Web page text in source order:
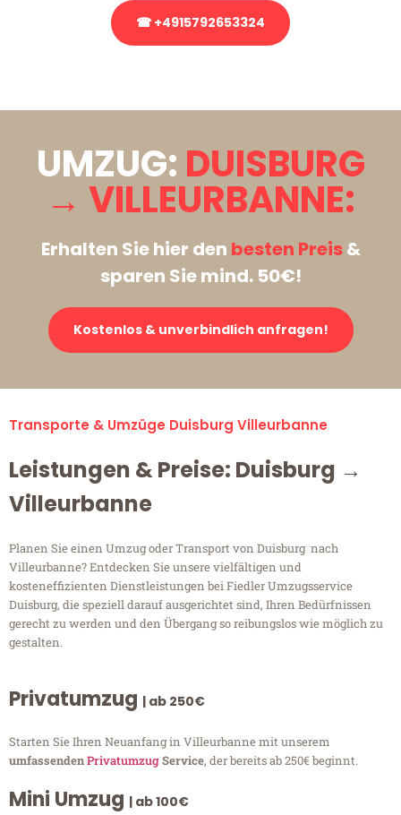
☎ +4915792653324
UMZUG: DUISBURG
→ VILLEURBANNE:
Erhalten Sie hier den besten Preis&
sparen Sie mind. 50€!
Kostenlos & unverbindlich anfragen!
Transporte & Umzüge Duisburg Villeurbanne
Leistungen & Preise: Duisburg →
Villeurbanne
Planen Sie einen Umzug oder Transport von Duisburg nach
Villeurbanne? Entdecken Sie unsere vielfältigen und
kosteneffizienten Dienstleistungen bei Fiedler Umzugsservice
Duisburg, die speziell darauf ausgerichtet sind, Ihren Bedürfnissen
gerecht zu werden und den Übergang so reibungslos wie möglich zu
gestalten.
Privatumzug | ab 250€
Starten Sie Ihren Neuanfang in Villeurbanne mit unserem
umfassendenPrivatumzugService, der bereits ab 250€ beginnt.
Mini Umzug | ab 100€